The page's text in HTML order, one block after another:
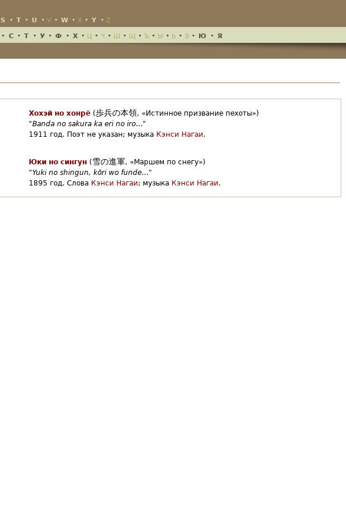
S • T • U • V • W • X • Y • Z
• С • Т • У • Ф • Х • Ц • Ч • Ш • Щ •Ъ • Ы • Ь •Э • Ю • Я
Хохэй но хонрё (歩兵の本領, «Истинное призвание пехоты»)
"Banda no sakura ka eri no iro…"
1911 год. Поэт не указан; музыка Кэнси Нагаи.
Юки но сингун ( 雪の進軍, «Маршем по снегу»)
"Yuki no shingun, kōri wo funde…"
1895 год. Слова Кэнси Нагаи; музыка Кэнси Нагаи.